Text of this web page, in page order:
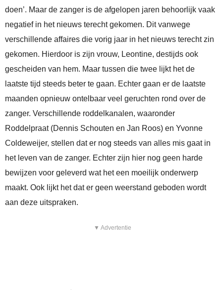
doen’. Maar de zanger is de afgelopen jaren behoorlijk vaak
negatief in het nieuws terecht gekomen. Dit vanwege
verschillende affaires die vorig jaar in het nieuws terecht zin
gekomen. Hierdoor is zijn vrouw, Leontine, destijds ook
gescheiden van hem. Maar tussen die twee lijkt het de
laatste tijd steeds beter te gaan. Echter gaan er de laatste
maanden opnieuw ontelbaar veel geruchten rond over de
zanger. Verschillende roddelkanalen, waaronder
Roddelpraat (Dennis Schouten en Jan Roos) en Yvonne
Coldeweijer, stellen dat er nog steeds van alles mis gaat in
het leven van de zanger. Echter zijn hier nog geen harde
bewijzen voor geleverd wat het een moeilijk onderwerp
maakt. Ook lijkt het dat er geen weerstand geboden wordt
aan deze uitspraken.
▼ Advertentie